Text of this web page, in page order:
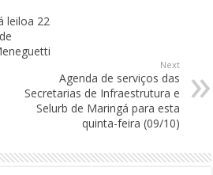
leiloa 22
Next
Agenda de serviços das
Secretarias de Infraestrutura e
Selurb de Maringá para esta
quinta-feira (09/10)